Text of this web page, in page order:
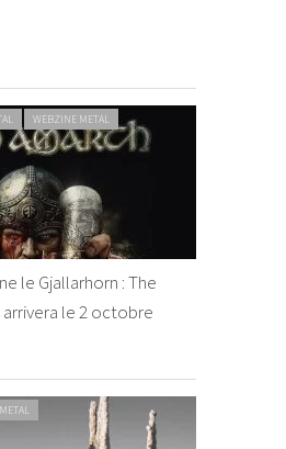
WEBZINE METAL
le Gjallarhorn : The
le 2 octobre